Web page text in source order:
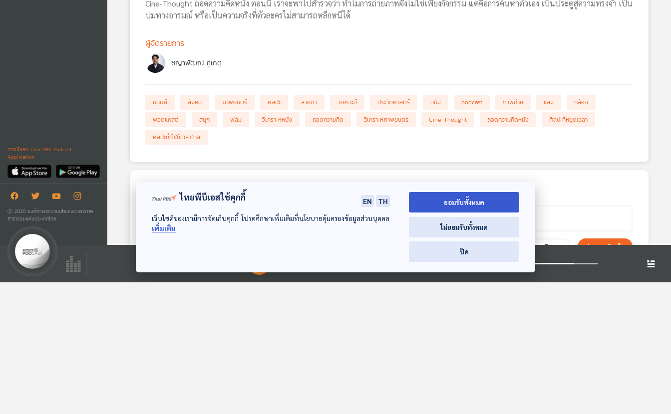
ดาวน์โหลด Thai PBS Podcast
Application
Ⓒ 2020 องค์การกระจายเสียงและแพร่ภาพ
สาธารณะแห่งประเทศไทย
Cine-Thought ถอดความคิดหนัง ตอนนี้ เราจะพาไปสำรวจว่า ทำไมการถ่ายภาพจึงไม่ใช่เพียงกิจกรรม แต่คือการค้นหาตัวเอง เป็นประตูสู่ความทรงจำ เป็น
ปมทางอารมณ์ หรือเป็นความจริงที่ตัวละครไม่สามารถหลีกหนีได้
ผู้จัดรายการ
ชญาพัฒณ์ ภู่เกตุ
มนุษย์ สังคม ภาพยนตร์ ศิลปะ สายตา วิเคราะห์ ประวัติศาสตร์ หนัง podcast ภาพถ่าย แสง
กล้อง
พอดแคสต์
สนุก ฟิล์ม วิเคราะห์หนัง ถอดความคิด วิเคราะห์ภาพยนตร์ Cine-Thought ถอดความคิดหนัง
ศิลปะที่หยุดเวลา
ศิลปะที่ทำให้เวลาไหล
ความคิดเห็น ( )
ยกเลิก ส่งความคิดเห็น
00:00:00
ไทยพีบีเอสใช้คุกกี้ EN
TH
เว็บไซต์ของเรามีการจัดเก็บคุกกี้ โปรดศึกษาเพิ่มเติมที่นโยบายคุ้มครองข้อมูลส่วนบุคคล
เพิ่มเติม
ยอมรับทั้งหมด
ไม่ยอมรับทั้งหมด
ปิด